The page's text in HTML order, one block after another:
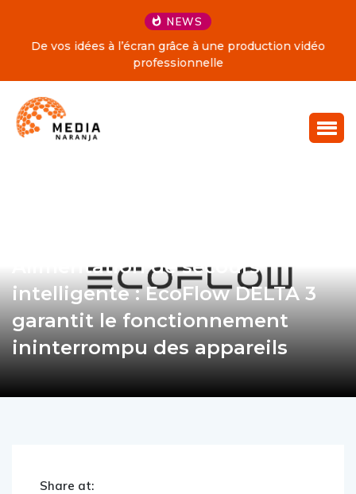
NEWS
De vos idées à l’écran grâce à une production vidéo
professionnelle
Alimentation de secours
intelligente : EcoFlow DELTA 3
garantit le fonctionnement
ininterrompu des appareils
Share at: